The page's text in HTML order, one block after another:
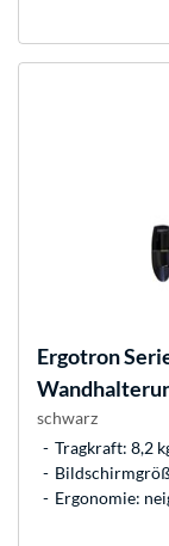
Ergotron
schwarz
Tragkraft: 8,2
Ergonomie: